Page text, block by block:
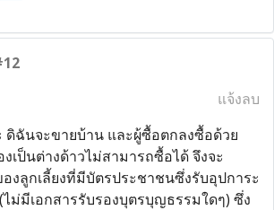
แจ้งลบ
ฉันจะขายบ้าน และผู้ซื้อตกลงซื้อด้วย
งเป็นต่างด้าวไม่สามารถซื้อได้ จึงจะ
งลูกเลี้ยงที่มีบัตรประชาชนซึ่งรับอุปการะ
ไม่มีเอกสารรับรองบุตรบุญธรรมใดๆ) ซึ่ง